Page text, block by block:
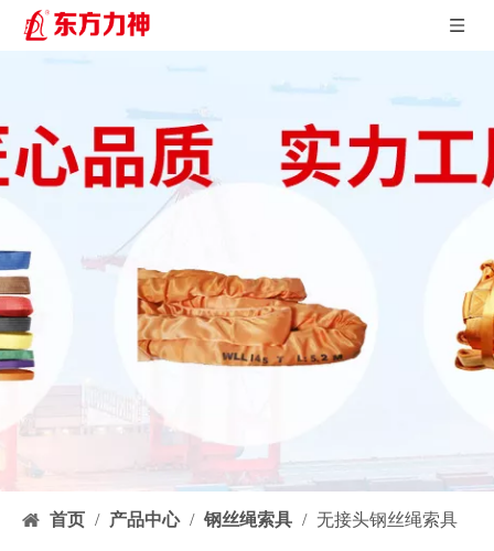
首页 / 产品中心 / 钢丝绳索具 / 无接头钢丝绳索具